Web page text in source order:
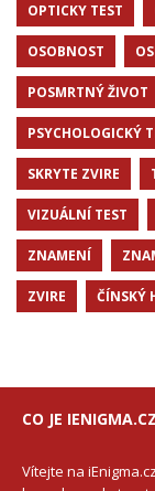
OPTICKY TEST
OSOBNOST
POSMRTNÝ ŽIVOT
PSYCHOLOGICKÝ
SKRYTE ZVIRE
VIZUÁLNÍ TEST
ZNAMENÍ
ZVIRE ČÍNSKÝ
CO JE IENIGMA.CZ
Vítejte na